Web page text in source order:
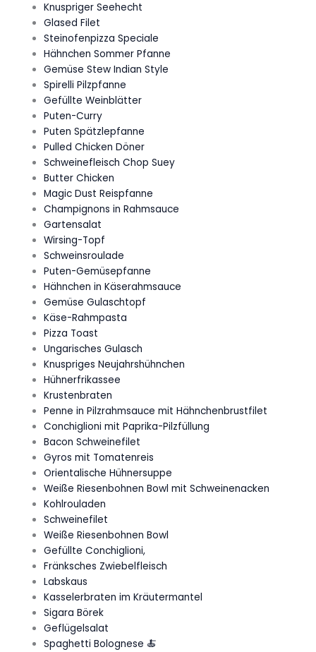
Knuspriger Seehecht
Glased Filet
Steinofenpizza Speciale
Hähnchen Sommer Pfanne
Gemüse Stew Indian Style
Spirelli Pilzpfanne
Gefüllte Weinblätter
Puten-Curry
Puten Spätzlepfanne
Pulled Chicken Döner
Schweinefleisch Chop Suey
Butter Chicken
Magic Dust Reispfanne
Champignons in Rahmsauce
Gartensalat
Wirsing-Topf
Schweinsroulade
Puten-Gemüsepfanne
Hähnchen in Käserahmsauce
Gemüse Gulaschtopf
Käse-Rahmpasta
Pizza Toast
Ungarisches Gulasch
Knuspriges Neujahrshühnchen
Hühnerfrikassee
Krustenbraten
Penne in Pilzrahmsauce mit Hähnchenbrustfilet
Conchiglioni mit Paprika-Pilzfüllung
Bacon Schweinefilet
Gyros mit Tomatenreis
Orientalische Hühnersuppe
Weiße Riesenbohnen Bowl mit Schweinenacken
Kohlrouladen
Schweinefilet
Weiße Riesenbohnen Bowl
Gefüllte Conchiglioni,
Fränksches Zwiebelfleisch
Labskaus
Kasselerbraten im Kräutermantel
Sigara Börek
Geflügelsalat
Spaghetti Bolognese 🍝